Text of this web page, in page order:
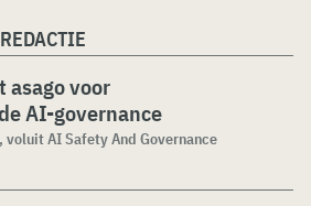
asago voor
AI-governance
voluit AI Safety And Governance